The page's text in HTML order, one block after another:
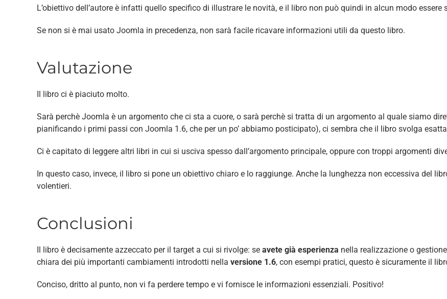
L’obiettivo dell’autore è infatti quello specifico di illustrare le novità, e il libro non può quindi in alcun modo
Se non si è mai usato Joomla in precedenza, non sarà facile ricavare informazioni utili da questo libro.
Valutazione
Il libro ci è piaciuto molto.
Sarà perchè Joomla è un argomento che ci sta a cuore, o sarà perchè si tratta di un argomento al quale siamo
pianificando i primi passi con Joomla 1.6, che per un po’ abbiamo posticipato), ci sembra che il libro svolga
Ci è capitato di leggere altri libri in cui si usciva spesso dall’argomento principale, oppure con troppi argomenti
In questo caso, invece, il libro si pone un obiettivo chiaro e lo raggiunge. Anche la lunghezza non eccessiva del
volentieri.
Conclusioni
Il libro è decisamente azzeccato per il target a cui si rivolge: se avete già esperienza nella realizzazione o
chiara dei più importanti cambiamenti introdotti nella versione 1.6, con esempi pratici, questo è sicuramente il
Conciso, dritto al punto, non vi fa perdere tempo e vi fornisce le informazioni essenziali. Positivo!